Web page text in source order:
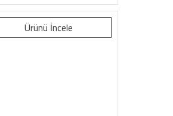
Ürünü İncele